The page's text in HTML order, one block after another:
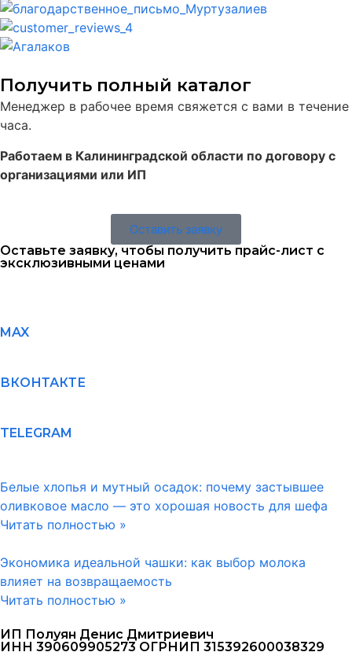
Получить полный каталог
Менеджер в рабочее время свяжется с вами в течение
часа.
Работаем в Калининградской области по договору с
организациями или ИП
Оставить заявку
Оставьте заявку, чтобы получить прайс-лист с
эксклюзивными ценами
MAX
ВКОНТАКТЕ
TELEGRAM
Белые хлопья и мутный осадок: почему застывшее
оливковое масло — это хорошая новость для шефа
Читать полностью »
Экономика идеальной чашки: как выбор молока
влияет на возвращаемость
Читать полностью »
ИП Полуян Денис Дмитриевич
ИНН 390609905273 ОГРНИП 315392600038329